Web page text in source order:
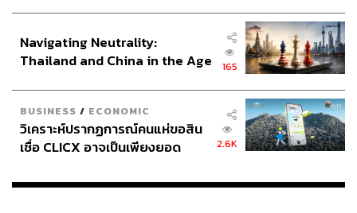
คยองซอน คิม
ผู้อำนวยการองค์การยูนิเซฟ ประเทศไทย
Navigating Neutrality:
Thailand and China in the Age
165
BUSINESS / ECONOMIC
วิเคราะห์ปรากฏการณ์คนแห่ขอสิน
เชื่อ CLICX อาจเป็นเพียงยอด
เรือนไทยที่ถูกซุกไว้
2.6K